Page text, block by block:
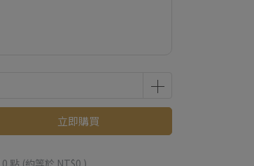
立即購買
0 點 (約等於 NT$0 )